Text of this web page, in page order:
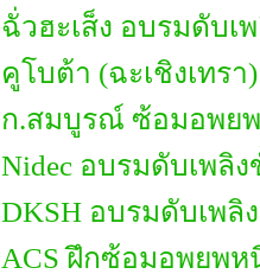
ฉั่วฮะเส็ง อบรมดับเ
คูโบต้า (ฉะเชิงเทร
ก.สมบูรณ์ ซ้อมอพย
Nidec อบรมดับเพลิ
DKSH อบรมดับเพลิ
ACS ฝึกซ้อมอพยพห